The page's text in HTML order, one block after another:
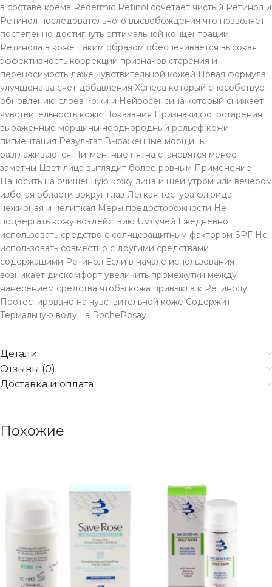
в составе крема Redermic Retinol сочетает чистый Ретинол и
Ретинол последовательного высвобождения что позволяет
постепенно достигнуть оптимальной концентрации
Ретинола в коже Таким образом обеспечивается высокая
эффективность коррекции признаков старения и
переносимость даже чувствительной кожей Новая формула
улучшена за счет добавления Хепеса который способствует
обновлению слоев кожи и Нейросенсина который снижает
чувствительность кожи Показания Признаки фотостарения
выраженные морщины неоднородный рельеф кожи
пигментация Результат Выраженные морщины
разглаживаются Пигментные пятна становятся менее
заметны Цвет лица выглядит более ровным Применение
Наносить на очищенную кожу лица и шеи утром или вечером
избегая области вокруг глаз Легкая тестура флюида
нежирная и нелипкая Меры предосторожности Не
подвергать кожу воздействию UVлучей Ежедневно
использовать средство с солнцезащитным фактором SPF Не
использовать совместно с другими средствами
содержащими Ретинол Если в начале использования
возникает дискомфорт увеличить промежутки между
нанесением средства чтобы кожа привыкла к Ретинолу
Протестировано на чувствительной коже Содержит
Термальную воду La RochePosay
Детали
Отзывы (0)
Доставка и оплата
Похожие